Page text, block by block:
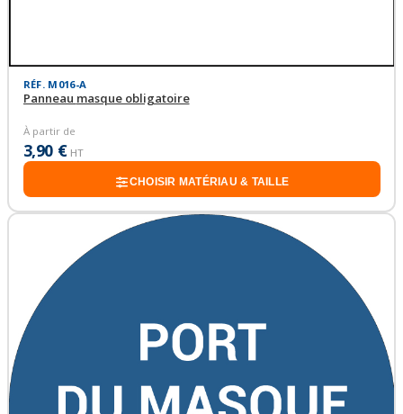
RÉF. M016-A
Panneau masque obligatoire
À partir de
3,90 € HT
CHOISIR MATÉRIAU & TAILLE